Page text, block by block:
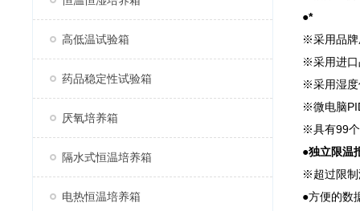
高低温试验箱
药品稳定性试验箱
厌氧培养箱
隔水式恒温培养箱
电热恒温培养箱
●*
※采用品牌
※采用进口
※采用湿度
※微电脑
※具有99个
●独立限温
※超过限制
●方便的数